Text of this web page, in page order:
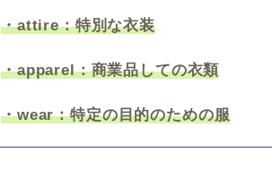
・attire：特別な衣装
・apparel：商業品しての衣類
・wear：特定の目的のための服